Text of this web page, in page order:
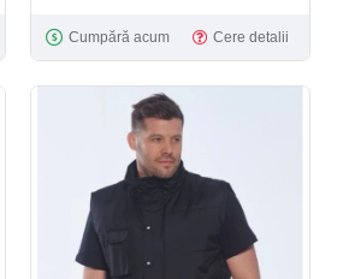
Cumpără acum Cere detalii